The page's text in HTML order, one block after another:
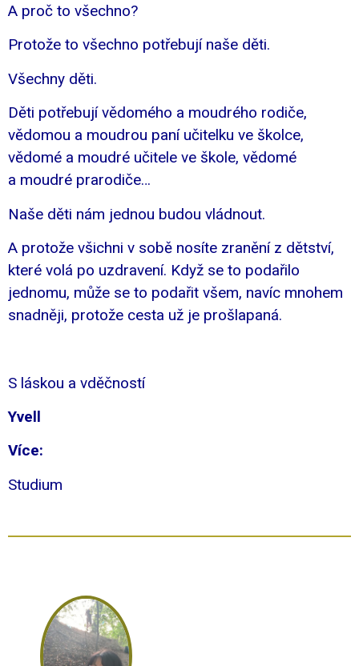
A proč to všechno?
Protože to všechno potřebují naše děti.
Všechny děti.
Děti potřebují vědomého a moudrého rodiče,
vědomou a moudrou paní učitelku ve školce,
vědomé a moudré učitele ve škole, vědomé
a moudré prarodiče…
Naše děti nám jednou budou vládnout.
A protože všichni v sobě nosíte zranění z dětství,
které volá po uzdravení. Když se to podařilo
jednomu, může se to podařit všem, navíc mnohem
snadněji, protože cesta už je prošlapaná.
S láskou a vděčností
Yvell
Více:
Studium